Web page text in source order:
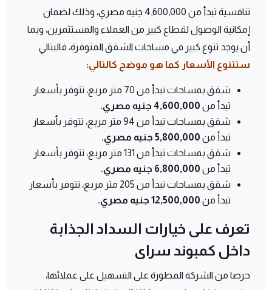
تنافسية تبدأ من 4,600,000 جنيه مصري، وذلك لضمان
إمكانية الوصول لقطاع كبير من العملاء والمستثمرين، وبما
أن يوجد تنوع كبير في مساحات الشقق المتوفرة، فالبتالي
ستتنوع الأسعار كما هو موضح كالتالي:
شقق بمساحات تبدأ من 70 متر مربع، تتوفر بأسعار
تبدأ من
شقق بمساحات تبدأ من 94 متر مربع، تتوفر بأسعار
تبدأ من 5,800,000 جنيه مصري.
شقق بمساحات تبدأ من 131 متر مربع، تتوفر بأسعار
تبدأ من
شقق بمساحات تبدأ من 205 متر مربع، تتوفر بأسعار
تبدأ من 12,500,000 جنيه مصري.
تعرف على خيارات السداد الجذابة
داخل كمبوند سراى
حرصا من الشركة المطورة على التسهيل على عملائها،